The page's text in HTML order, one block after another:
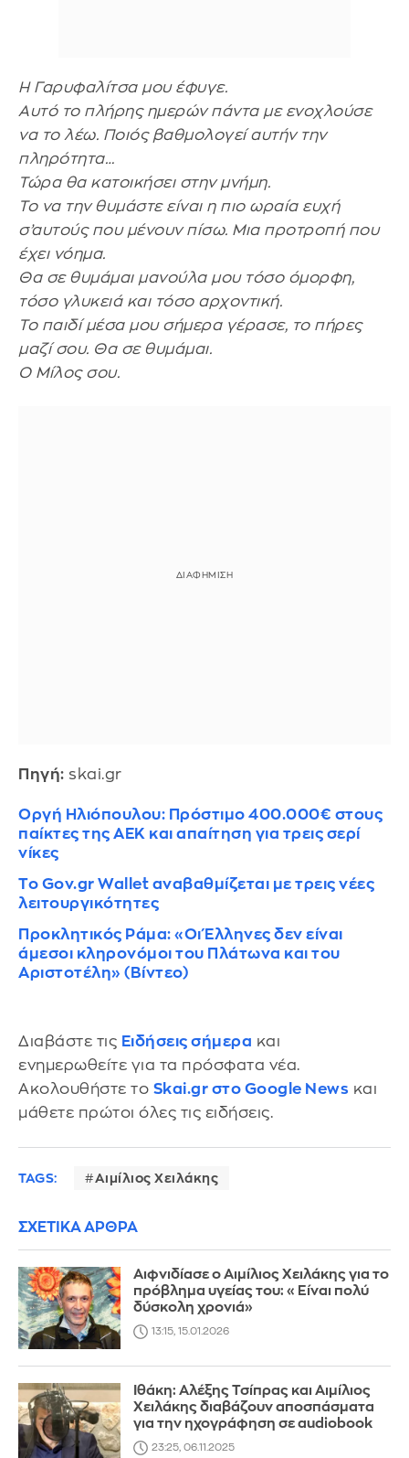
Η Γαρυφαλίτσα μου έφυγε.
Αυτό το πλήρης ημερών πάντα με ενοχλούσε
να το λέω. Ποιός βαθμολογεί αυτήν την
πληρότητα…
Τώρα θα κατοικήσει στην μνήμη.
Το να την θυμάστε είναι η πιο ωραία ευχή
σ’αυτούς που μένουν πίσω. Μια προτροπή που
έχει νόημα.
Θα σε θυμάμαι μανούλα μου τόσο όμορφη,
τόσο γλυκειά και τόσο αρχοντική.
Το παιδί μέσα μου σήμερα γέρασε, το πήρες
μαζί σου. Θα σε θυμάμαι.
Ο Μίλος σου.
Πηγή: skai.gr
Οργή Ηλιόπουλου: Πρόστιμο 400.000€ στους
παίκτες της ΑΕΚ και απαίτηση για τρεις σερί
νίκες
Το Gov.gr Wallet αναβαθμίζεται με τρεις νέες
λειτουργικότητες
Προκλητικός Ράμα: «Οι Έλληνες δεν είναι
άμεσοι κληρονόμοι του Πλάτωνα και του
Αριστοτέλη» (Βίντεο)
Διαβάστε τις Ειδήσεις σήμερα και
ενημερωθείτε για τα πρόσφατα νέα.
Ακολουθήστε το Skai.gr στο Google News και
μάθετε πρώτοι όλες τις ειδήσεις.
TAGS: Αιμίλιος Χειλάκης
ΣΧΕΤΙΚΑ ΑΡΘΡΑ
Αιφνιδίασε ο Αιμίλιος Χειλάκης για το
πρόβλημα υγείας του: «Είναι πολύ
δύσκολη χρονιά»
13:15, 15.01.2026
Iθάκη: Αλέξης Τσίπρας και Αιμίλιος
Χειλάκης διαβάζουν αποσπάσματα
για την ηχογράφηση σε audiobook
23:25, 06.11.2025